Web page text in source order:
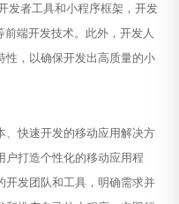
发者工具和小程序框架，开发
前端开发技术。此外，开发人
性，以确保开发出高质量的小
、快速开发的移动应用解决方
户打造个性化的移动应用程
开发团队和工具，明确需求并